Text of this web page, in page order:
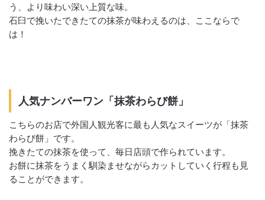
う、より味わい深い上質な味。
石臼で挽いたできたての抹茶が味わえるのは、ここならで
は！
人気ナンバーワン「抹茶わらび餅」
こちらのお店で外国人観光客に最も人気なスイーツが「抹茶
わらび餅」です。
挽きたての抹茶を使って、毎日店頭で作られています。
お餅に抹茶をうまく馴染ませながらカットしていく行程も見
ることができます。